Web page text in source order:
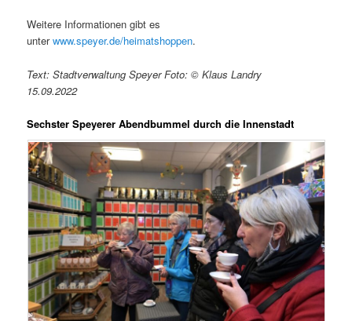
Weitere Informationen gibt es
unterwww.speyer.de/heimatshoppen.
Text: Stadtverwaltung Speyer Foto: © Klaus Landry
15.09.2022
Sechster Speyerer Abendbummel durch die Innenstadt